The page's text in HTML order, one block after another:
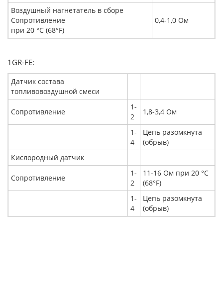
Воздушный нагнетатель в сборе
Сопротивление
при 20 °C (68°F)
0,4-1,0 Ом
1GR-FE:
Датчик состава
топливовоздушной смеси
Сопротивление
1-
2
1,8-3,4 Ом
1-
4
Цепь разомкнута
(обрыв)
Кислородный датчик
Сопротивление
1-
2
11-16 Ом при 20 °C
(68°F)
1-
4
Цепь разомкнута
(обрыв)